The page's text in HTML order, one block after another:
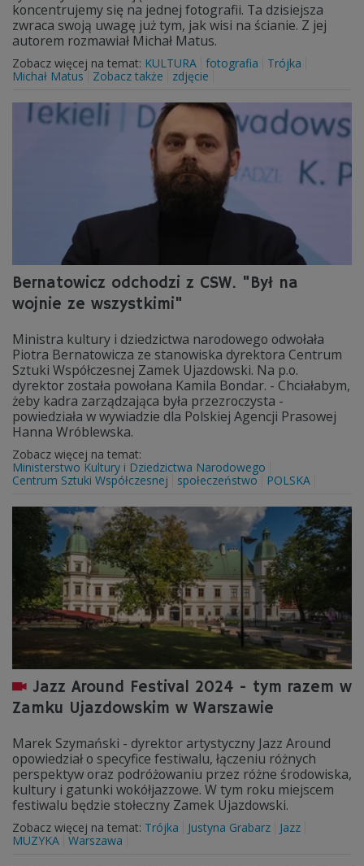
koncentrujemy się na jednej fotografii. Ta dzisiejsza
zwraca swoją uwagę już tym, jak wisi na ścianie. Z jej
autorem rozmawiał Michał Matus.
Zobacz więcej na temat: KULTURA fotografia
Trójka
Michał Matus
Zobacz także zdjęcie
Bernatowicz odchodzi z CSW. "Był na
wojnie ze wszystkimi"
Ministra kultury i dziedzictwa narodowego odwołała
Piotra Bernatowicza ze stanowiska dyrektora Centrum
Sztuki Współczesnej Zamek Ujazdowski. Na p.o.
dyrektor została powołana Kamila Bondar. - Chciałabym,
żeby kadra zarządzająca była przezroczysta -
powiedziała w wywiadzie dla Polskiej Agencji Prasowej
Hanna Wróblewska.
Zobacz więcej na temat:
Ministerstwo Kultury i Dziedzictwa Narodowego
Centrum Sztuki Współczesnej
społeczeństwo POLSKA
Jazz Around Festival 2024 - tym razem w
Zamku Ujazdowskim w Warszawie
Marek Szymański - dyrektor artystyczny Jazz Around
opowiedział o specyfice festiwalu, łączeniu różnych
perspektyw oraz podróżowaniu przez różne środowiska,
kultury i gatunki wokółjazzowe. W tym roku miejscem
festiwalu będzie stołeczny Zamek Ujazdowski.
Zobacz więcej na temat: Trójka Justyna Grabarz
Jazz
MUZYKA Warszawa